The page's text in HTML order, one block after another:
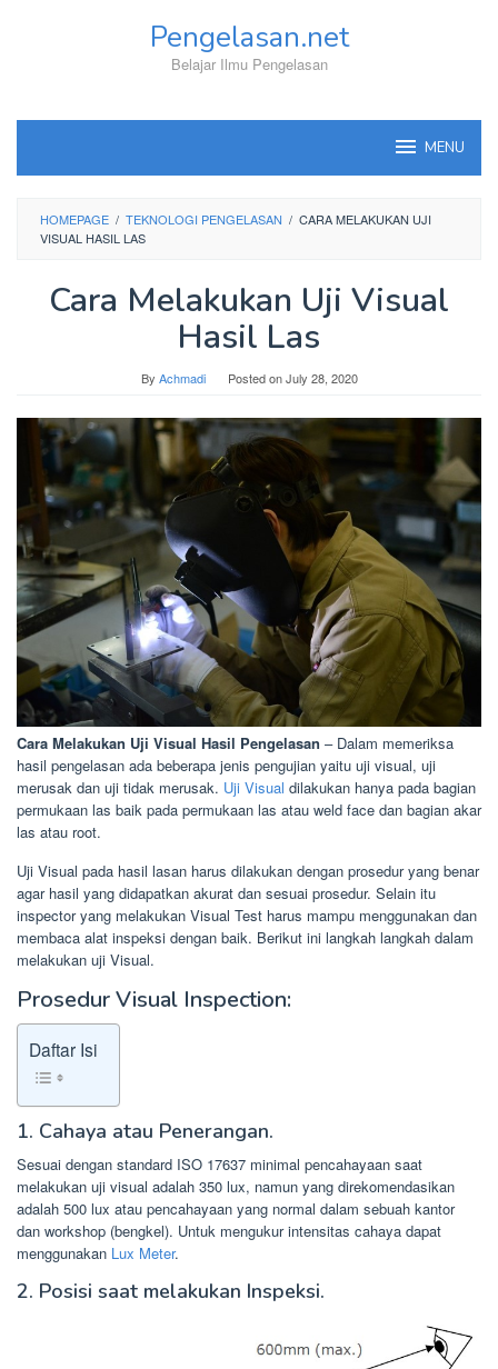
Pengelasan.net
Belajar Ilmu Pengelasan
MENU
HOMEPAGE / TEKNOLOGI PENGELASAN / CARA MELAKUKAN UJI
VISUAL HASIL LAS
Cara Melakukan Uji Visual
Hasil Las
By Achmadi Posted onJuly 28, 2020
Cara Melakukan Uji Visual Hasil Pengelasan – Dalam memeriksa
hasil pengelasan ada beberapa jenis pengujian yaitu uji visual, uji
merusak dan uji tidak merusak. Uji Visual dilakukan hanya pada bagian
permukaan las baik pada permukaan las atau weld face dan bagian akar
las atau root.
Uji Visual pada hasil lasan harus dilakukan dengan prosedur yang benar
agar hasil yang didapatkan akurat dan sesuai prosedur. Selain itu
inspector yang melakukan Visual Test harus mampu menggunakan dan
membaca alat inspeksi dengan baik. Berikut ini langkah langkah dalam
melakukan uji Visual.
Prosedur Visual Inspection:
Daftar Isi
1. Cahaya atau Penerangan.
Sesuai dengan standard ISO 17637 minimal pencahayaan saat
melakukan uji visual adalah 350 lux, namun yang direkomendasikan
adalah 500 lux atau pencahayaan yang normal dalam sebuah kantor
dan workshop (bengkel). Untuk mengukur intensitas cahaya dapat
menggunakan Lux Meter.
2. Posisi saat melakukan Inspeksi.